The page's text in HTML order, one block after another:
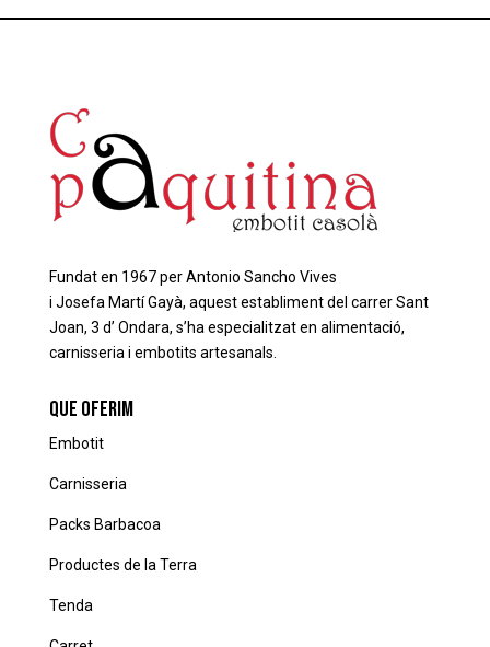
Fundat en 1967 per Antonio Sancho Vives
i Josefa MartíGayà, aquest establiment del carrer Sant
Joan, 3 d’ Ondara, s’ha especialitzat en alimentació,
carnisseria i embotits artesanals.
que oferim
Embotit
Carnisseria
Packs Barbacoa
Productes de la Terra
Tenda